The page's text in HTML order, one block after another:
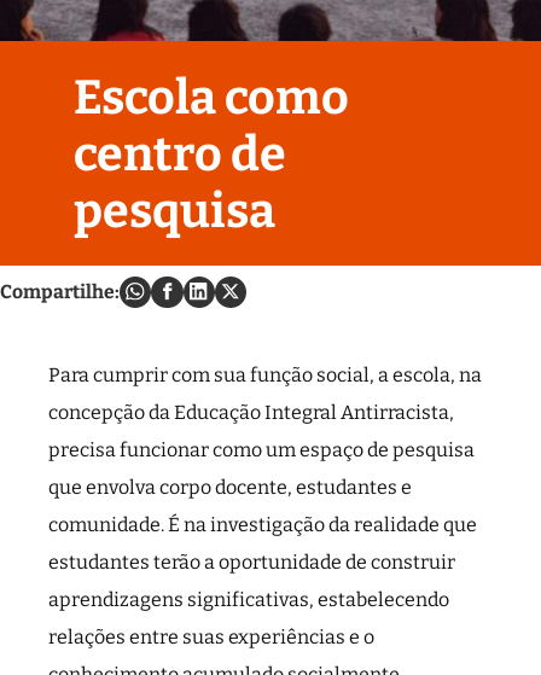
Escola como
centro de
pesquisa
Compartilhe:
Para cumprir com sua função social, a escola, na
concepção da Educação Integral Antirracista,
precisa funcionar como um espaço de pesquisa
que envolva corpo docente, estudantes e
comunidade. É na investigação da realidade que
estudantes terão a oportunidade de construir
aprendizagens significativas, estabelecendo
relações entre suas experiências e o